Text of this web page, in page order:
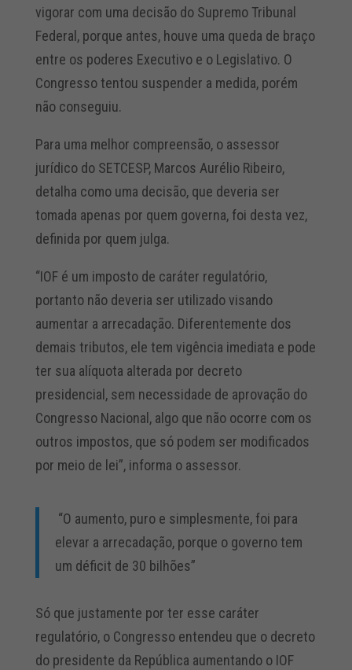
vigorar com uma decisão do Supremo Tribunal
Federal, porque antes, houve uma queda de braço
entre os poderes Executivo e o Legislativo. O
Congresso tentou suspender a medida, porém
não conseguiu.
Para uma melhor compreensão, o assessor
jurídico do SETCESP, Marcos Aurélio Ribeiro,
detalha como uma decisão, que deveria ser
tomada apenas por quem governa, foi desta vez,
definida por quem julga.
“IOF é um imposto de caráter regulatório,
portanto não deveria ser utilizado visando
aumentar a arrecadação. Diferentemente dos
demais tributos, ele tem vigência imediata e pode
ter sua alíquota alterada por decreto
presidencial, sem necessidade de aprovação do
Congresso Nacional, algo que não ocorre com os
outros impostos, que só podem ser modificados
por meio de lei”, informa o assessor.
“O aumento, puro e simplesmente, foi para
elevar a arrecadação, porque o governo tem
um déficit de 30 bilhões”
Só que justamente por ter esse caráter
regulatório, o Congresso entendeu que o decreto
do presidente da República aumentando o IOF